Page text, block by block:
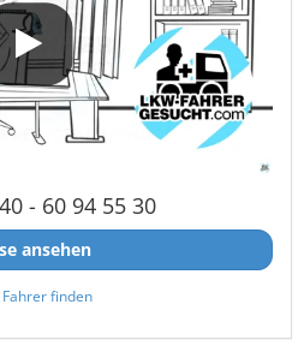
- 60 94 55 30
ansehen
Fahrer finden